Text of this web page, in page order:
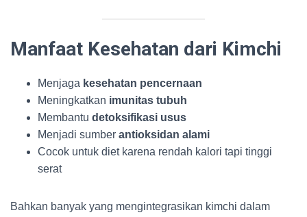
Manfaat Kesehatan dari Kimchi
Menjaga kesehatan pencernaan
Meningkatkan imunitas tubuh
Membantu detoksifikasi usus
Menjadi sumber antioksidan alami
Cocok untuk diet karena rendah kalori tapi tinggi
serat
Bahkan banyak yang mengintegrasikan kimchi dalam